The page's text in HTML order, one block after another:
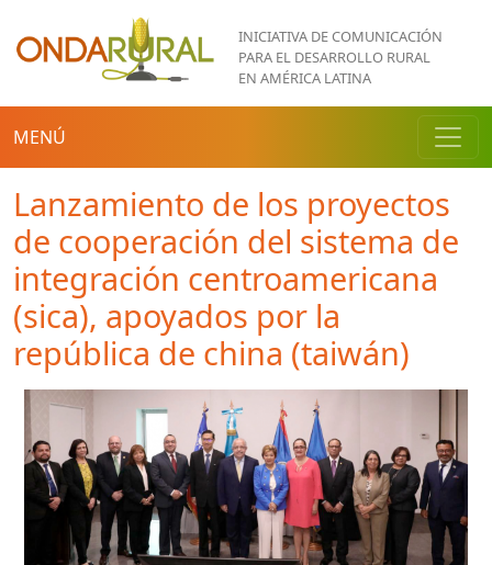
Pasar al contenido principal
INICIATIVA DE COMUNICACIÓN
PARA EL DESARROLLO RURAL
EN AMÉRICA LATINA
MENÚ
Lanzamiento de los proyectos
de cooperación del sistema de
integración centroamericana
(sica), apoyados por la
república de china (taiwán)